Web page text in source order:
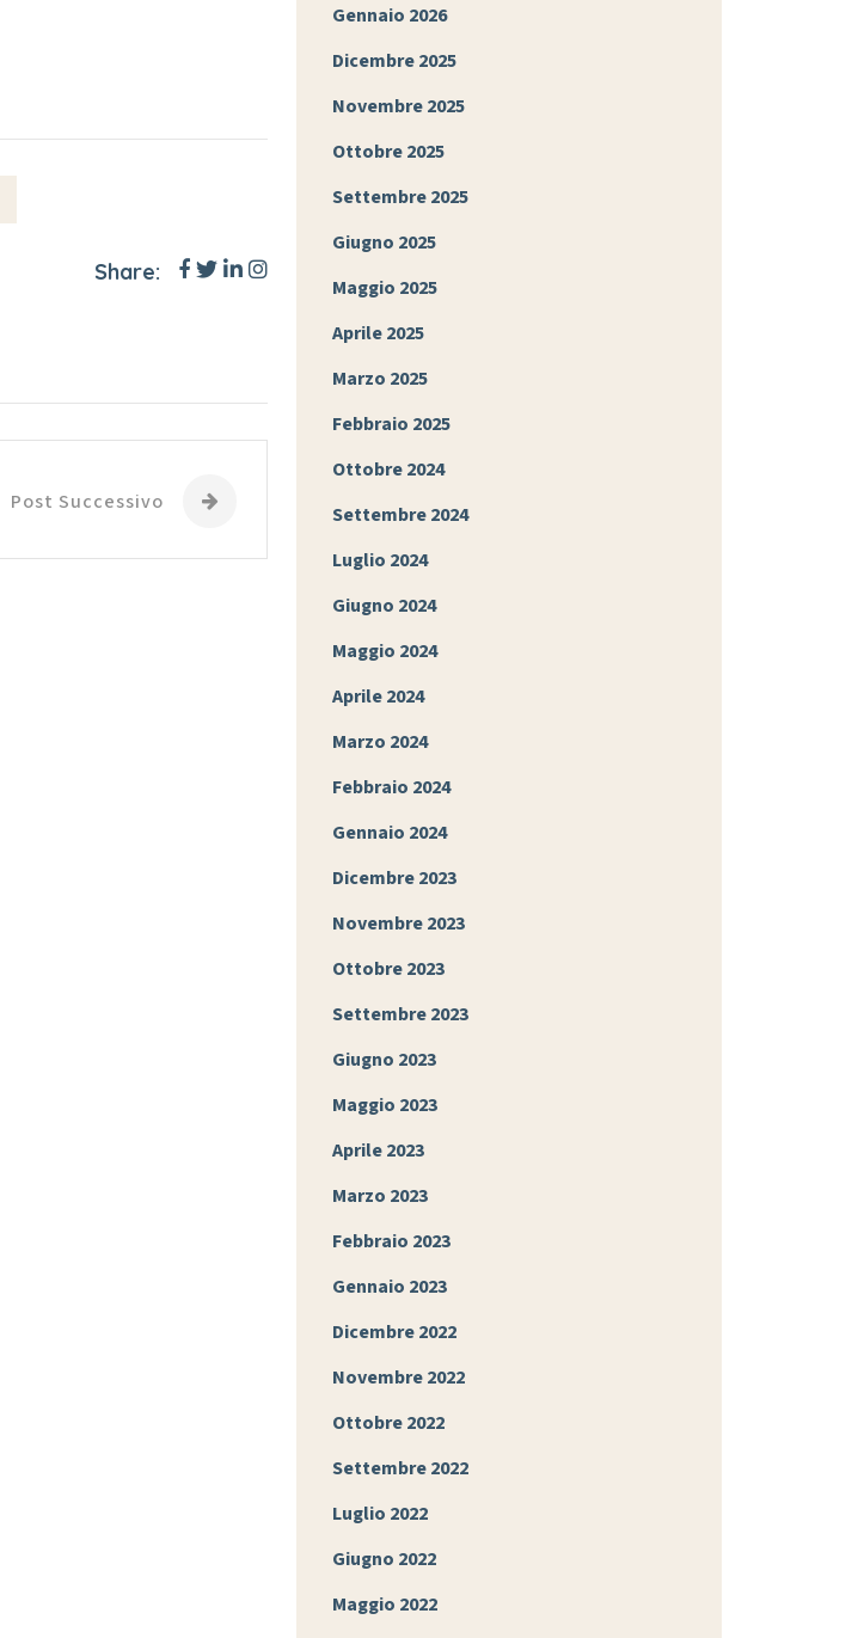
Share:
Post Successivo
Gennaio 2026
Dicembre 2025
Novembre 2025
Ottobre 2025
Settembre 2025
Giugno 2025
Maggio 2025
Aprile 2025
Marzo 2025
Febbraio 2025
Ottobre 2024
Settembre 2024
Luglio 2024
Giugno 2024
Maggio 2024
Aprile 2024
Marzo 2024
Febbraio 2024
Gennaio 2024
Dicembre 2023
Novembre 2023
Ottobre 2023
Settembre 2023
Giugno 2023
Maggio 2023
Aprile 2023
Marzo 2023
Febbraio 2023
Gennaio 2023
Dicembre 2022
Novembre 2022
Ottobre 2022
Settembre 2022
Luglio 2022
Giugno 2022
Maggio 2022